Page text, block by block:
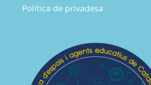
Política de privadesa